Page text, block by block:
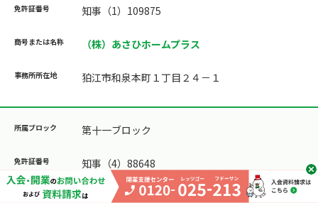
知事（1）109875
（株）あさひホームプラス
狛江市和泉本町１丁目２４－１
第十一ブロック
知事（4）88648
浅見商事不動産